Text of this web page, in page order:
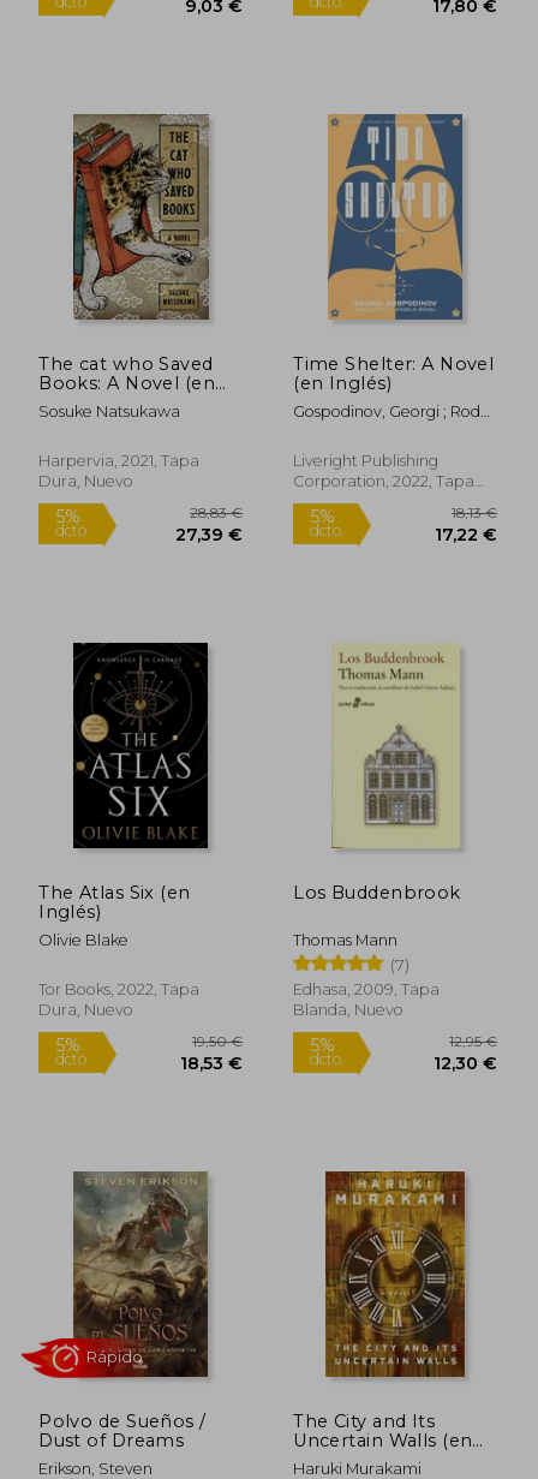
5%
dcto. 9,45 €
Rápido
5%
dcto.
5% 5%
dcto.
The cat who Saved
Books: A Novel (en
Inglés)
Sosuke Natsukawa
Harpervia, 2021, Tapa
Dura, Nuevo
Time Shelter: A Novel
(en Inglés)
Gospodinov, Georgi ; Rodel,
Liveright Publishing
Corporation, 2022, Tapa
Dura, Nuevo
The Atlas Six (en
Inglés)
Olivie Blake
Tor Books, 2022, Tapa
Dura, Nuevo
Los Buddenbrook
Thomas Mann
(7)
Edhasa, 2009, Tapa
Blanda, Nuevo
Polvo de Sueños /
Dust of Dreams
Erikson, Steven
The City and Its
Uncertain Walls (en
Inglés)
Haruki Murakami